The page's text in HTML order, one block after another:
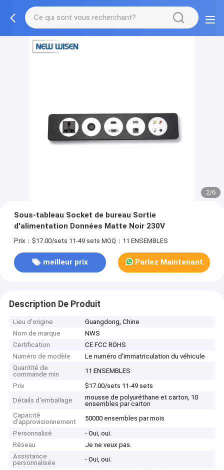
2/6
Sous-tableau Socket de bureau Sortie
d'alimentation Données Matte Noir 230V
Prix：$17.00/sets 11-49 sets MOQ：11 ENSEMBLES
meilleur prix Parlez Maintenant.
Description De Produit
Lieu d'origine
Guangdong, Chine
Nom de marque
NWS
Certification
CE FCC ROHS
Numéro de modèle
Le numéro d'immatriculation du véhicule
Quantité de
commande min
11 ENSEMBLES
Prix
$17.00/sets 11-49 sets
Détails d'emballage
mousse de polyuréthane et carton, 10
ensembles par carton
Capacité
d'approvisionnement
50000 ensembles par mois
Personnalisé
- Oui, oui.
Réseau
Je ne veux pas.
Assistance
personnalisée
- Oui, oui.